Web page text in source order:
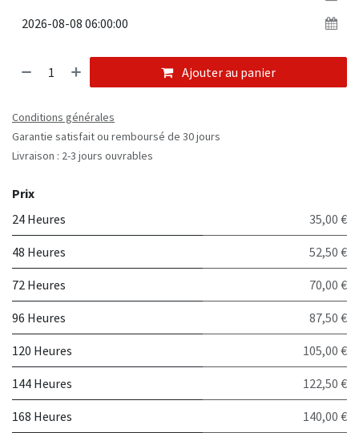
Ajouter au panier
Conditions générales
Garantie satisfait ou remboursé de 30 jours
Livraison : 2-3 jours ouvrables
Prix
24 Heures
35,00 €
48 Heures 52,50 €
72 Heures 70,00 €
96 Heures 87,50 €
120 Heures 105,00 €
144 Heures 122,50 €
168 Heures 140,00 €